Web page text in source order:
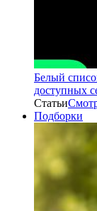
Белый
доступных
Статьи
Подборки